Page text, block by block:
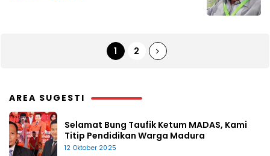
1 2
AREA SUGESTI
Selamat Bung Taufik Ketum MADAS, Kami
Titip Pendidikan Warga Madura
12 Oktober 2025